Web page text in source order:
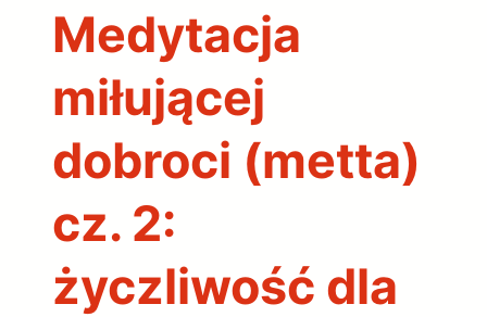
Medytacja
miłującej
dobroci (metta)
cz. 2:
życzliwość dla